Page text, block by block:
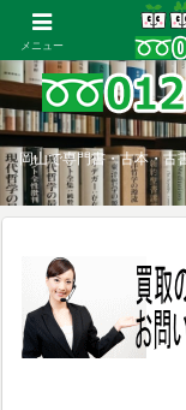
岡山で専門書・古本・古
メニュー